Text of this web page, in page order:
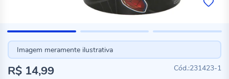
Imagem meramente ilustrativa
231423-1
R$ 14,99